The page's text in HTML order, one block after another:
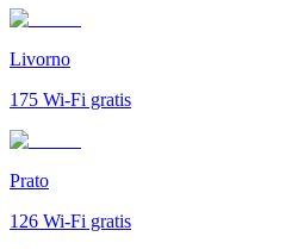
Livorno
175 Wi-Fi gratis
Prato
126 Wi-Fi gratis